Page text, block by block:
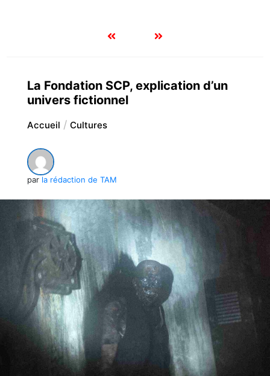
La Fondation SCP, explication d’un
univers fictionnel
Accueil Cultures
par la rédaction de TAM